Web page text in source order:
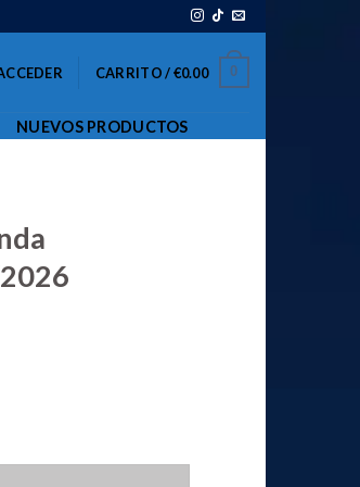
CARRITO /€0.00 0
NUEVOS PRODUCTOS